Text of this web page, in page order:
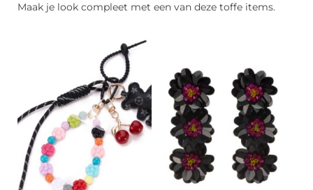
Maak je look compleet met een van deze toffe items.